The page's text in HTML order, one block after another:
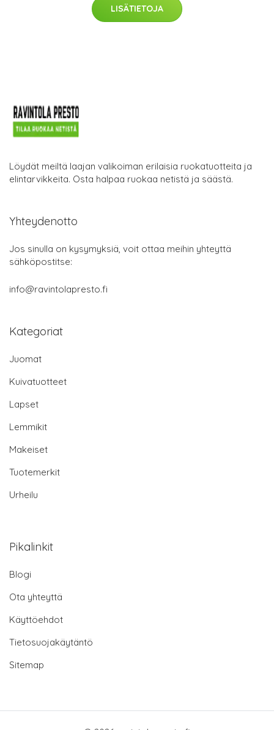
LISÄTIETOJA
Löydät meiltä laajan valikoiman erilaisia ruokatuotteita ja
elintarvikkeita. Osta halpaa ruokaa netistä ja säästä.
Yhteydenotto
Jos sinulla on kysymyksiä, voit ottaa meihin yhteyttä
sähköpostitse:
info@ravintolapresto.fi
Kategoriat
Juomat
Kuivatuotteet
Lapset
Lemmikit
Makeiset
Tuotemerkit
Urheilu
Pikalinkit
Blogi
Ota yhteyttä
Käyttöehdot
Tietosuojakäytäntö
Sitemap